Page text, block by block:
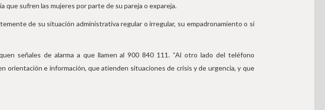
que sufren las mujeres por parte de su pareja o expareja.
de su situación administrativa regular o irregular, su empadronamiento o si
señales de alarma a que llamen al 900 840 111. “Al otro lado del teléfono
orientación e información, que atienden situaciones de crisis y de urgencia, y que